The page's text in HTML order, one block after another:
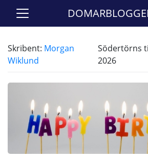
Skribent: Morgan
Wiklund
Södertörns
2026